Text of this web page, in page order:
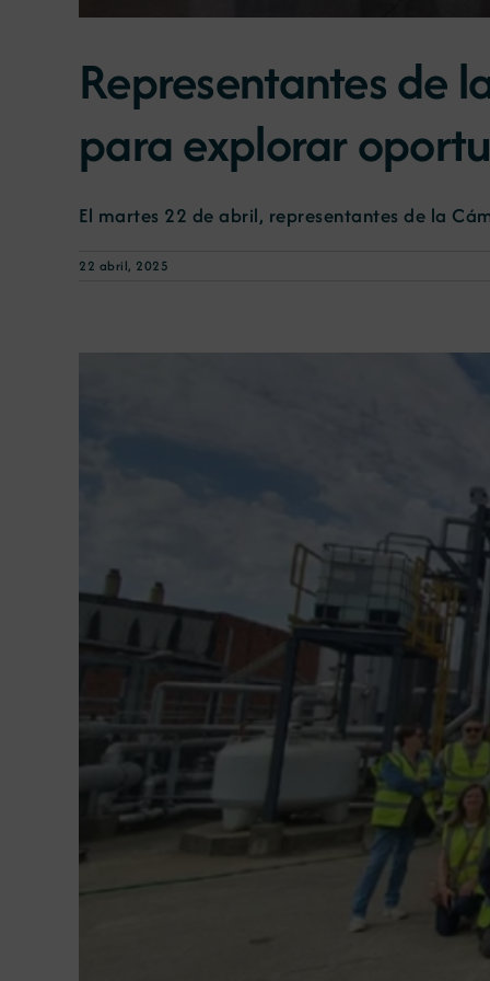
Representantes de
para explorar
El martes 22 de abril, representantes de la
22 abril, 2025